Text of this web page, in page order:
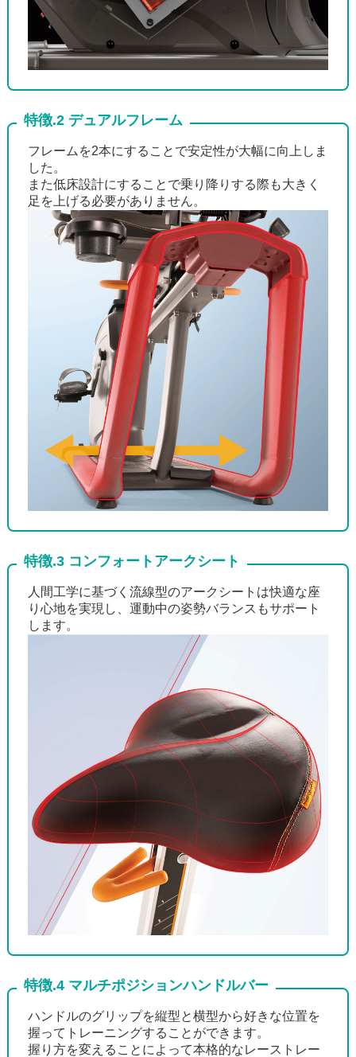
特徴.2 デュアルフレーム
フレームを2本にすることで安定性が大幅に向上しま
した。
また低床設計にすることで乗り降りする際も大きく
足を上げる必要がありません。
特徴.3 コンフォートアークシート
人間工学に基づく流線型のアークシートは快適な座
り心地を実現し、運動中の姿勢バランスもサポート
します。
特徴.4 マルチポジションハンドルバー
ハンドルのグリップを縦型と横型から好きな位置を
握ってトレーニングすることができます。
握り方を変えることによって本格的なレーストレー